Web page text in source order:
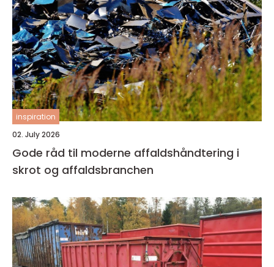
inspiration
02. July 2026
Gode råd til moderne affaldshåndtering i
skrot og affaldsbranchen